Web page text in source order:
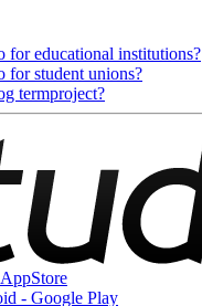
for educational institutions?
for student unions?
termproject?